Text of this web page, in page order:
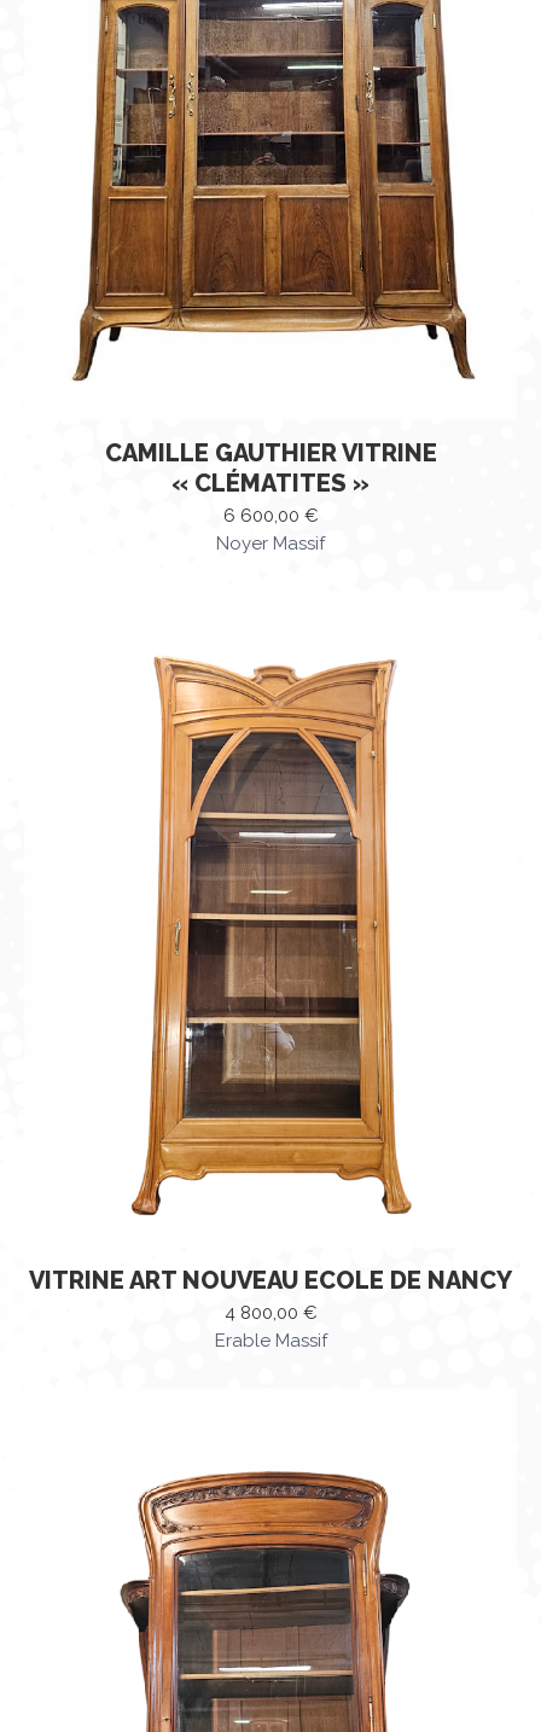
CAMILLE GAUTHIER VITRINE
« CLÉMATITES »
6 600,00 €
Noyer Massif
VITRINE ART NOUVEAU ECOLE DE NANCY
4 800,00 €
Erable Massif